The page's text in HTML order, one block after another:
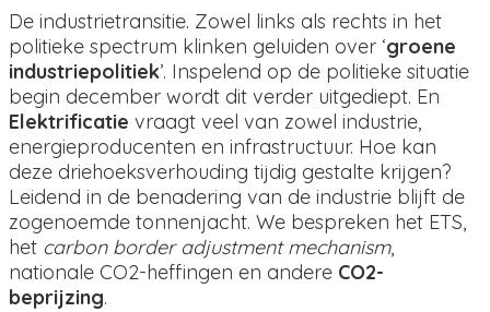
De industrietransitie. Zowel links als rechts in het
politieke spectrum klinken geluiden over ‘groene
industriepolitiek’. Inspelend op de politieke situatie
begin december wordt dit verder uitgediept. En
Elektrificatie vraagt veel van zowel industrie,
energieproducenten en infrastructuur. Hoe kan
deze driehoeksverhouding tijdig gestalte krijgen?
Leidend in de benadering van de industrie blijft de
zogenoemde tonnenjacht. We bespreken het ETS,
het carbon border adjustment mechanism,
nationale CO2-heffingen en andere CO2-
beprijzing.